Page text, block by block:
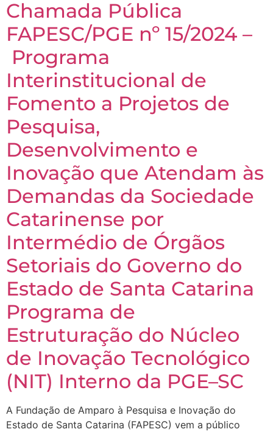
Chamada Pública
FAPESC/PGE nº 15/2024 –
Programa
Interinstitucional de
Fomento a Projetos de
Pesquisa,
Desenvolvimento e
Inovação que Atendam às
Demandas da Sociedade
Catarinense por
Intermédio de Órgãos
Setoriais do Governo do
Estado de Santa Catarina
Programa de
Estruturação do Núcleo
de Inovação Tecnológico
(NIT) Interno da PGE–SC
A Fundação de Amparo à Pesquisa e Inovação do
Estado de Santa Catarina (FAPESC) vem a público